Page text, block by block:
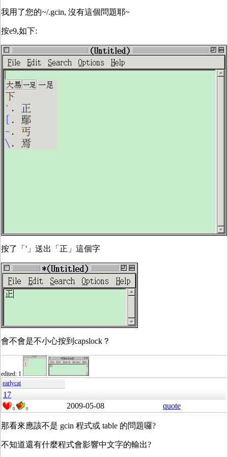
我用了您的~/.gcin, 沒有這個問題耶~
按e9,如下:
按了「'」送出「正」這個字
會不會是不小心按到capslock？
edited: 1
earlycat
17
0 0 2009-05-08 quote
那看來應該不是 gcin 程式或 table 的問題囉?
不知道還有什麼程式會影響中文字的輸出?